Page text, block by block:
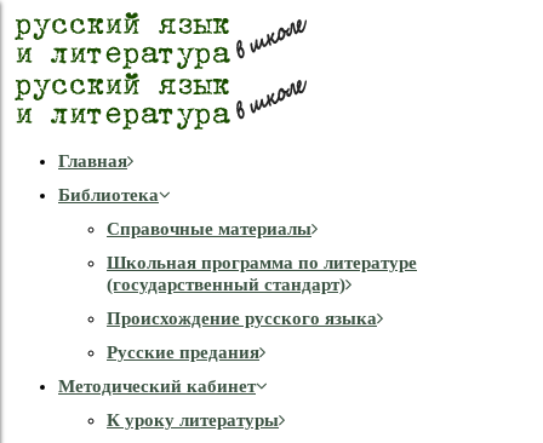
Главная
Библиотека
Справочные материалы
Школьная программа по литературе
(государственный стандарт)
Происхождение русского языка
Русские предания
Методический кабинет
К уроку литературы